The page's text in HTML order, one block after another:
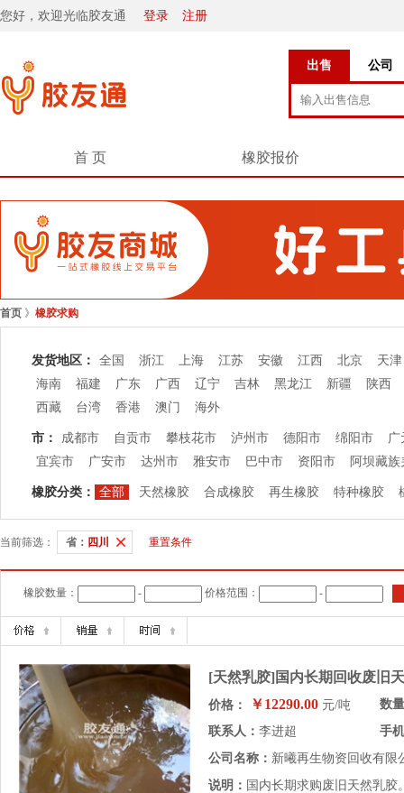
您好，欢迎光临胶友通 登录 注册
出售 公司
首 页 橡胶报价
首页 》 橡胶求购
发货地区： 全国 浙江 上海 江苏 安徽 江西 北京
天津
海南
福建 广东 广西 辽宁 吉林 黑龙江 新疆
陕西
西藏
台湾 香港 澳门 海外
市： 成都市 自贡市 攀枝花市 泸州市 德阳市 绵阳市
广
宜宾市
广安市 达州市 雅安市 巴中市 资阳市 阿坝藏
橡胶分类： 全部 天然橡胶 合成橡胶 再生橡胶 特种橡胶
当前筛选： 省： 四川 重置条件
橡胶数量： - 价格范围： -
[天然乳胶]国内长期回收废旧
价格： ￥12290.00 元/吨
数
联系人： 李进超
手
公司名称： 新曦再生物资回收有限
说明： 国内长期求购废旧天然乳胶